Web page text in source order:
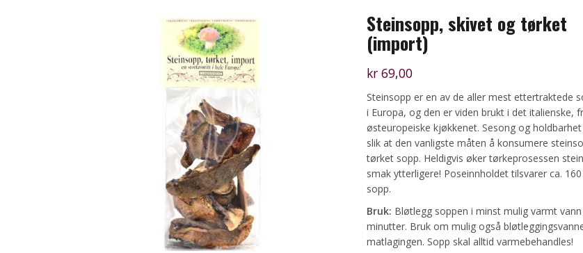
Steinsopp, skivet og tørket
(import)
kr69,00
Steinsopp er en av de aller mest ettertraktede
i Europa, og den er viden brukt i det italienske,
østeuropeiske kjøkkenet. Sesong og
slik at den vanligste måten å konsumere
tørket sopp. Heldigvis øker tørkeprosessen
smak ytterligere! Poseinnholdet tilsvarer ca.
sopp.
Bruk: Bløtlegg soppen i minst mulig varmt
minutter. Bruk om mulig også
matlagingen. Sopp skal alltid varmebehandles!